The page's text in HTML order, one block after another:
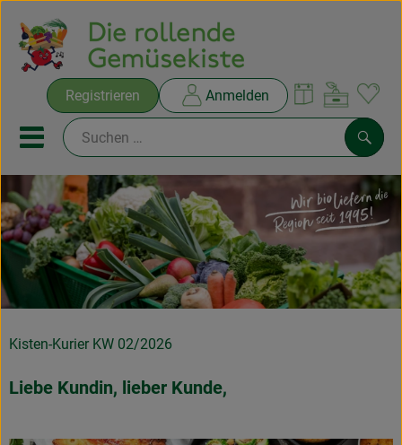
Registrieren Anmelden
Mobiles Menu öffnen oder
Ökokisten
Rezepte
THEMENWELTEN
NEUES & ANGEBOTE
Ökokisten
Kisten-Kurier KW 02/2026
Liebe Kundin, lieber Kunde,